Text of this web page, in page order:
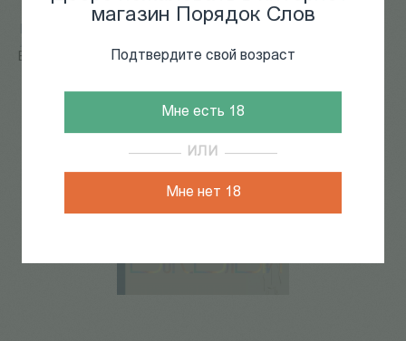
магазин Порядок Слов
Подтвердите свой возраст
Мне есть 18
ИЛИ
Мне нет 18
Брюсов. Волошин. Блок. Белый